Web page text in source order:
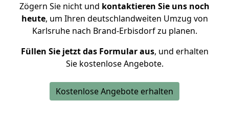
Zögern Sie nicht und kontaktieren Sie uns noch
heute, um Ihren deutschlandweiten Umzug von
Karlsruhe nach Brand-Erbisdorf zu planen.
Füllen Sie jetzt das Formular aus, und erhalten
Sie kostenlose Angebote.
Kostenlose Angebote erhalten